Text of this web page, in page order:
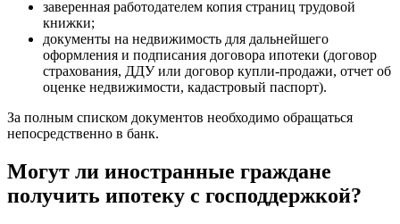
заверенная работодателем копия страниц трудовой
книжки;
документы на недвижимость для дальнейшего
оформления и подписания договора ипотеки (договор
страхования, ДДУ или договор купли-продажи, отчет об
оценке недвижимости, кадастровый паспорт).
За полным списком документов необходимо обращаться
непосредственно в банк.
Могут ли иностранные граждане
получить ипотеку с господдержкой?